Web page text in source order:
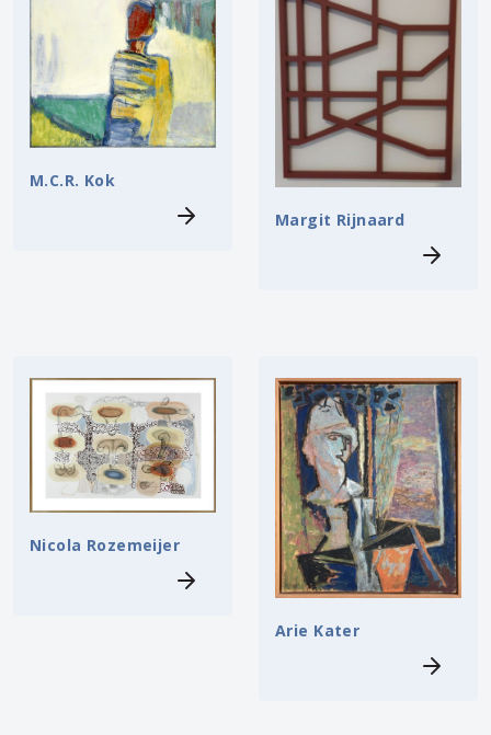
M.C.R. Kok
Margit Rijnaard
Nicola Rozemeijer
Arie Kater